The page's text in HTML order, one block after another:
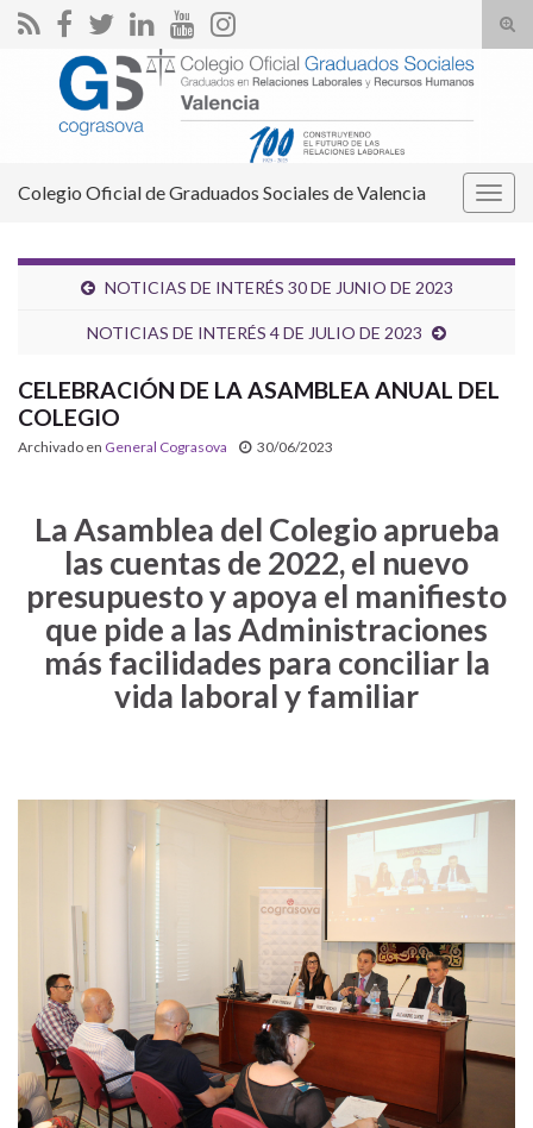
el
Search for:
Colegio Oficial de Graduados Sociales de Valencia
NOTICIAS DE INTERÉS 30 DE JUNIO DE 2023
NOTICIAS DE INTERÉS 4 DE JULIO DE 2023
CELEBRACIÓN DE LA ASAMBLEA ANUAL DEL
COLEGIO
Archivado en General Cograsova 30/06/2023
La Asamblea del Colegio aprueba
las cuentas de 2022, el nuevo
presupuesto y apoya el manifiesto
que pide a las Administraciones
más facilidades para conciliar la
vida laboral y familiar